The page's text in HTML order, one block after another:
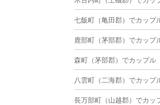
七飯町（亀田郡）でカップ
鹿部町（茅部郡）でカップ
森町（茅部郡）でカップル
八雲町（二海郡）でカップ
長万部町（山越郡）でカッ